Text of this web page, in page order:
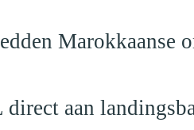
Marokkaanse
aan